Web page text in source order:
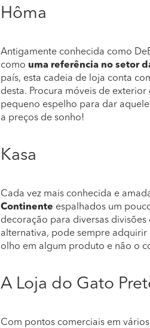
Hôma
Antigamente conhecida como
como uma referência no setor
país, esta cadeia de loja conta
desta. Procura móveis de
pequeno espelho para dar
a preços de sonho!
Kasa
Cada vez mais conhecida e
Continente espalhados um
decoração para diversas
alternativa, pode sempre adquirir
olho em algum produto e não o
A Loja do Gato
Com pontos comerciais em